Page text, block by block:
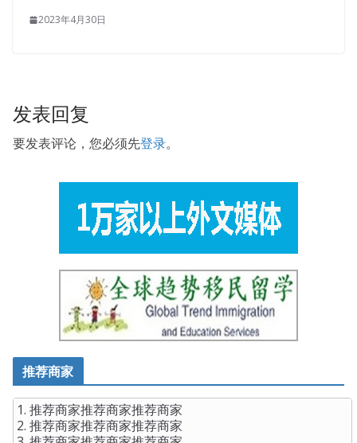
2023年4月30日
发表回复
要发表评论，您必须先登录。
推荐商家